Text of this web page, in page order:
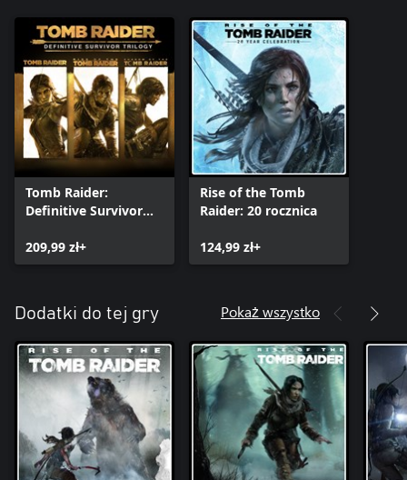
Tomb Raider:
Definitive Survivor
209,99 zł+
Rise of the Tomb
Raider: 20 rocznica
124,99 zł+
Dodatki do tej gry Pokaż wszystko